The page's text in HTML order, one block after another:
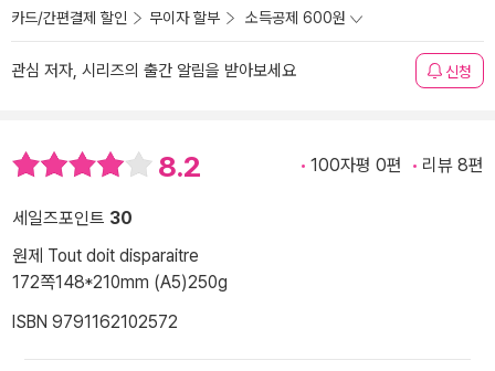
카드/간편결제 할인 무이자 할부 소득공제 600원
관심 저자, 시리즈의 출간 알림을 받아보세요 신청
8.2 100자평 0편 리뷰 8편
세일즈포인트 30
원제 Tout doit disparaitre
172쪽148*210mm (A5)250g
ISBN 9791162102572